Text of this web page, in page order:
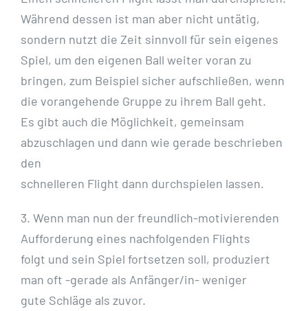
Während dessen ist man aber nicht untätig,
sondern nutzt die Zeit sinnvoll für sein eigenes
Spiel, um den eigenen Ball weiter voran zu
bringen, zum Beispiel sicher aufschließen, wenn
die vorangehende Gruppe zu ihrem Ball geht.
Es gibt auch die Möglichkeit, gemeinsam
abzuschlagen und dann wie gerade beschrieben
den
schnelleren Flight dann durchspielen lassen.
3. Wenn man nun der freundlich-motivierenden
Aufforderung eines nachfolgenden Flights
folgt und sein Spiel fortsetzen soll, produziert
man oft -gerade als Anfänger/in- weniger
gute Schläge als zuvor.